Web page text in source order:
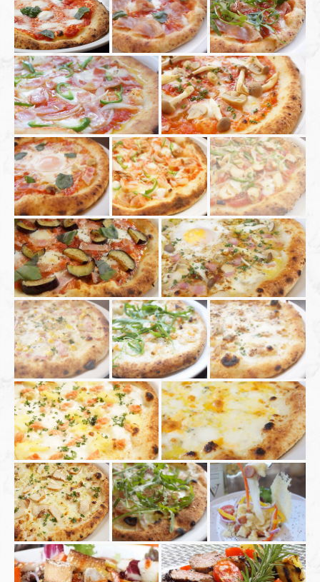
この店舗情報をシェアする
PHOTO | pasta Passo a Passo
兵庫県川辺郡猪名川町紫合字白山前589-1
https://pastapassoapasso.owst.jp/gallery
お店情報をコピー
閉じる